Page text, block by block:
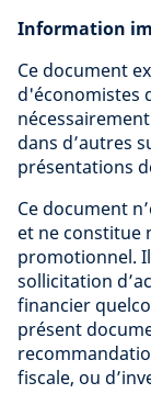
Information
Ce document
d'économistes
dans d’autres
présentations
Ce document
et ne constitue
promotionnel.
sollicitation
financier
présent
fiscale, ou